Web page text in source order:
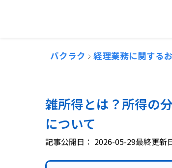
バクラク 経理業務に関する
雑所得とは？所得の
について
記事公開日： 2026-05-29最終更新